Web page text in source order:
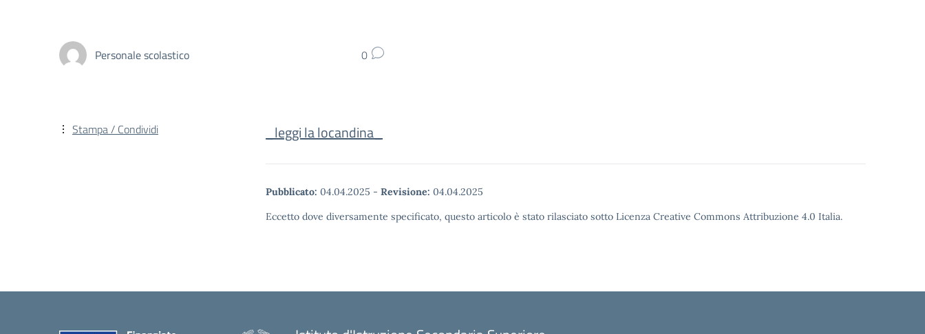
Personale scolastico 0
_leggi la locandina_
Pubblicato: 04.04.2025 - Revisione: 04.04.2025
Eccetto dove diversamente specificato, questo articolo è stato rilasciato sotto Licenza Creative Commons Attribuzione 4.0 Italia.
Stampa / Condividi